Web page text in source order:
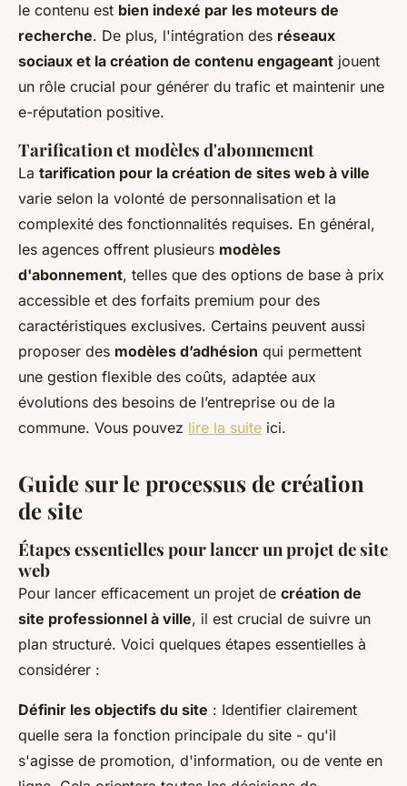
le contenu est bien indexé par les moteurs de
recherche. De plus, l'intégration des réseaux
sociaux et la création de contenu engageant jouent
un rôle crucial pour générer du trafic et maintenir une
e-réputation positive.
Tarification et modèles d'abonnement
La tarification pour la création de sites web à ville
varie selon la volonté de personnalisation et la
complexité des fonctionnalités requises. En général,
les agences offrent plusieurs modèles
d'abonnement, telles que des options de base à prix
accessible et des forfaits premium pour des
caractéristiques exclusives. Certains peuvent aussi
proposer des modèles d’adhésion qui permettent
une gestion flexible des coûts, adaptée aux
évolutions des besoins de l’entreprise ou de la
commune. Vous pouvez lire la suite ici.
Guide sur le processus de création
de site
Étapes essentielles pour lancer un projet de site
web
Pour lancer efficacement un projet de création de
site professionnel à ville, il est crucial de suivre un
plan structuré. Voici quelques étapes essentielles à
considérer :
Définir les objectifs du site : Identifier clairement
quelle sera la fonction principale du site - qu'il
s'agisse de promotion, d'information, ou de vente en